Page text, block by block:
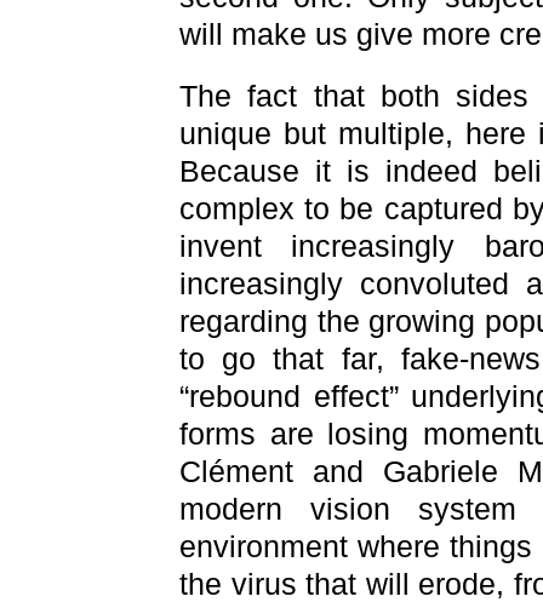
will make us give more
The fact that both
unique but multiple,
Because it is indeed
complex to be captured
invent increasingly
increasingly convoluted
regarding the growing
to go that far, fake-
“rebound effect”
forms are losing
Clément and Gabriele
modern vision
environment where
the virus that will erode,